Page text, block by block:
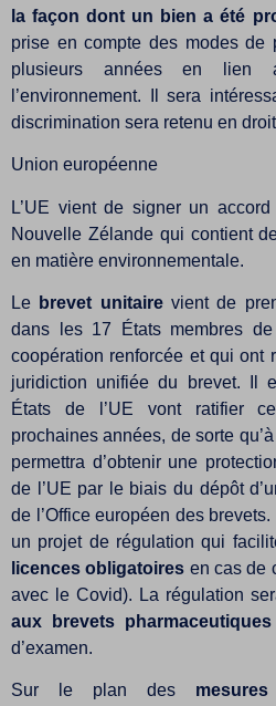
la façon dont un bien a été
prise en compte des modes de
plusieurs années en lien
l’environnement. Il sera
discrimination sera retenu en
Union européenne
L’UE vient de signer un
Nouvelle Zélande qui contient
en matière environnementale.
Le brevet unitairevient de
dans les 17 États membres
coopération renforcée et qui ont
juridiction unifiée du brevet. Il
États de l’UE vont ratifier
prochaines années, de sorte
permettra d’obtenir une
de l’UE par le biais du dépôt
de l’Office européen des
un projet de régulation qui
licences obligatoires en cas de
avec le Covid). La régulation
aux brevets pharmaceutiques
d’examen.
Sur le plan des